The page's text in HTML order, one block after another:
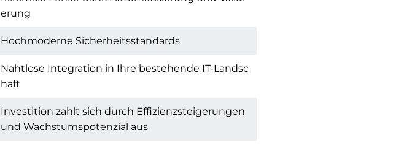
erung
Hochmoderne Sicherheitsstandards
Nahtlose Integration in Ihre bestehende IT-Landsc
haft
Investition zahlt sich durch Effizienzsteigerungen
und Wachstumspotenzial aus